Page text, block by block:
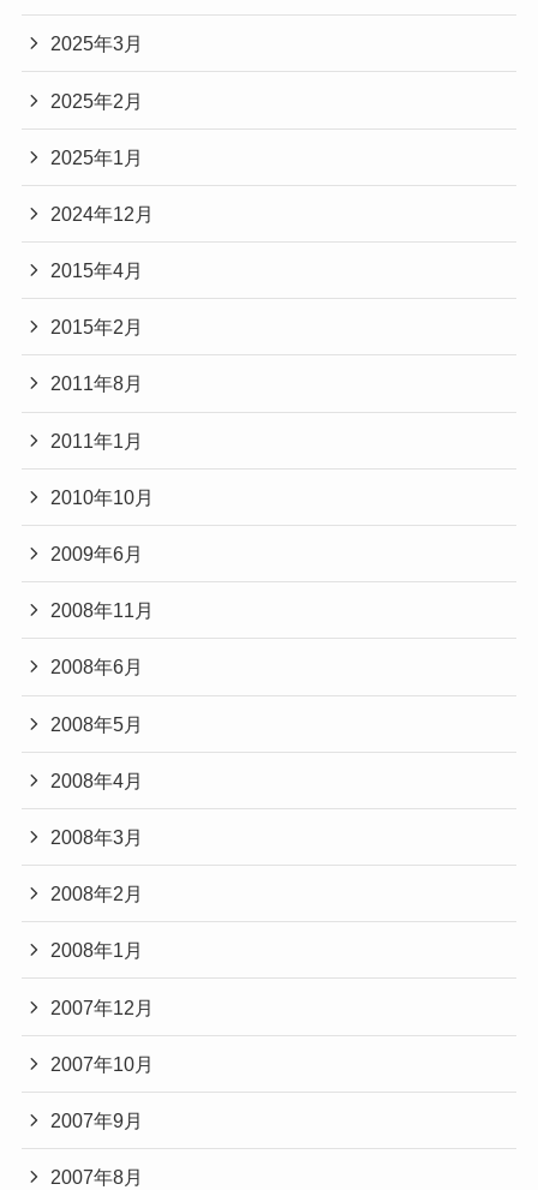
2025年3月
2025年2月
2025年1月
2024年12月
2015年4月
2015年2月
2011年8月
2011年1月
2010年10月
2009年6月
2008年11月
2008年6月
2008年5月
2008年4月
2008年3月
2008年2月
2008年1月
2007年12月
2007年10月
2007年9月
2007年8月